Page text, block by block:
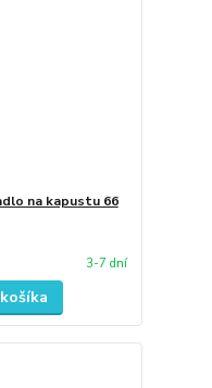
na kapustu 66
3-7 dní